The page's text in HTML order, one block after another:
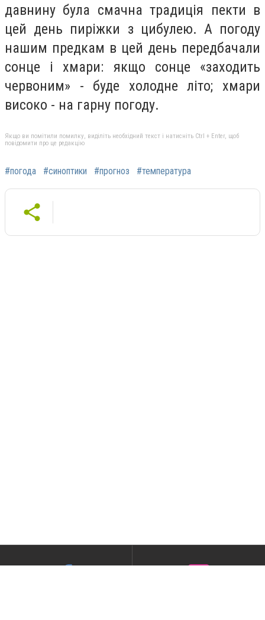
давнину була смачна традиція пекти в
цей день пиріжки з цибулею. А погоду
нашим предкам в цей день передбачали
сонце і хмари: якщо сонце «заходить
червоним» - буде холодне літо; хмари
високо - на гарну погоду.
Якщо ви помітили помилку, виділіть необхідний текст і натисніть Ctrl + Enter, щоб
повідомити про це редакцію
#погода #синоптики #прогноз #температура